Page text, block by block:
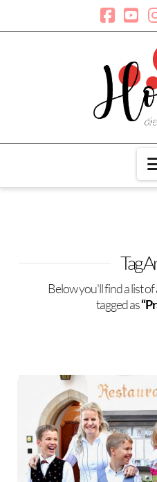
Tag
Below you'll find a list
tagged as